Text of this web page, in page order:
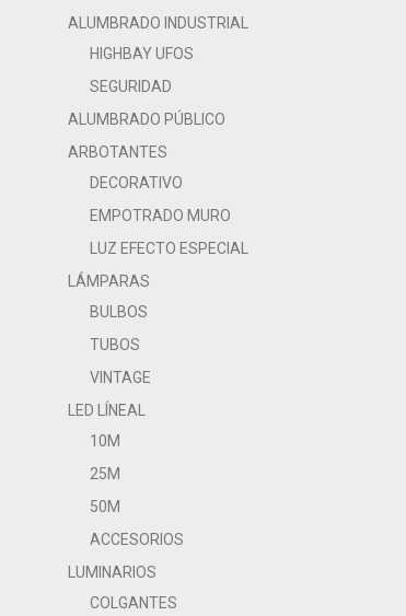
ALUMBRADO INDUSTRIAL
HIGHBAY UFOS
SEGURIDAD
ALUMBRADO PÚBLICO
ARBOTANTES
DECORATIVO
EMPOTRADO MURO
LUZ EFECTO ESPECIAL
LÁMPARAS
BULBOS
TUBOS
VINTAGE
LED LÍNEAL
10M
25M
50M
ACCESORIOS
LUMINARIOS
COLGANTES